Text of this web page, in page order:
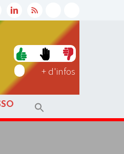
+ d'infos